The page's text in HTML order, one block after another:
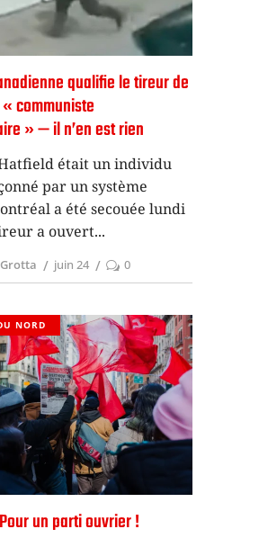
qualifie le tireur de
communiste
» — il n’en est rien
était un individu
par un système
a été secouée lundi
a ouvert
juin 24 0
NORD
un parti ouvrier !